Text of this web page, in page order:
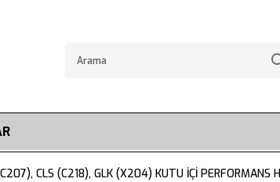
CLS (C218), GLK (X204) KUTU İÇİ